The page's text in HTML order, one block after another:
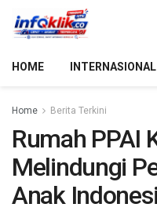
HOME INTERNASIONAL
Home Berita Terkini
Rumah PPAI
Melindungi
Anak